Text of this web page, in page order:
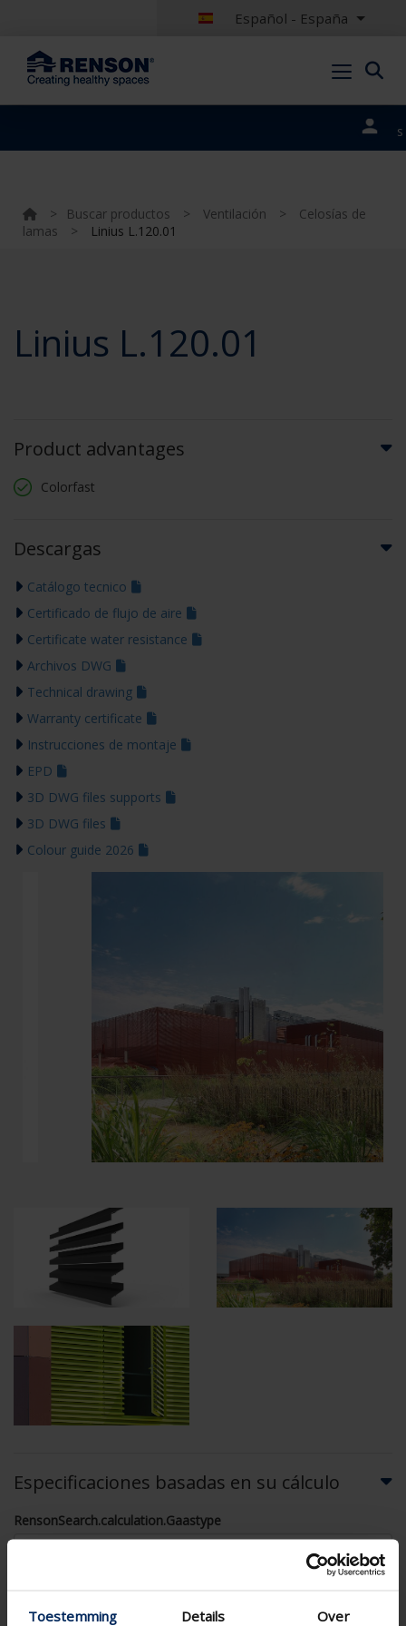
Toestemming Details Over
Español - España
portales
> Buscar productos > Ventilación >
Celosías de
lamas
> Linius L.120.01
Linius L.120.01
Product advantages
Colorfast
Descargas
Catálogo tecnico
Certificado de flujo de aire
Certificate water resistance
Archivos DWG
Technical drawing
Warranty certificate
Instrucciones de montaje
EPD
3D DWG files supports
3D DWG files
Colour guide 2026
Especificaciones basadas en su cálculo
RensonSearch.calculation.Gaastype